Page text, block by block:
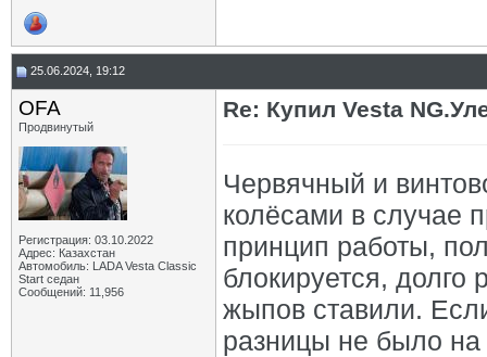
25.06.2024, 19:12
OFA
Продвинутый
Регистрация: 03.10.2022
Адрес: Казахстан
Автомобиль: LADA Vesta Classic
Start седан
Сообщений: 11,956
Re: Купил Vesta
Червячный и
колёсами в случае
принцип работы,
блокируется,
жыпов ставили.
разницы не было